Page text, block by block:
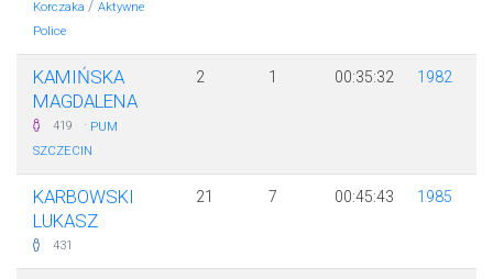
Korczaka / Aktywne
Police
KAMIŃSKA
MAGDALENA
419 · PUM
SZCZECIN
2 1 00:35:32 1982
KARBOWSKI
LUKASZ
431
21 7 00:45:43 1985